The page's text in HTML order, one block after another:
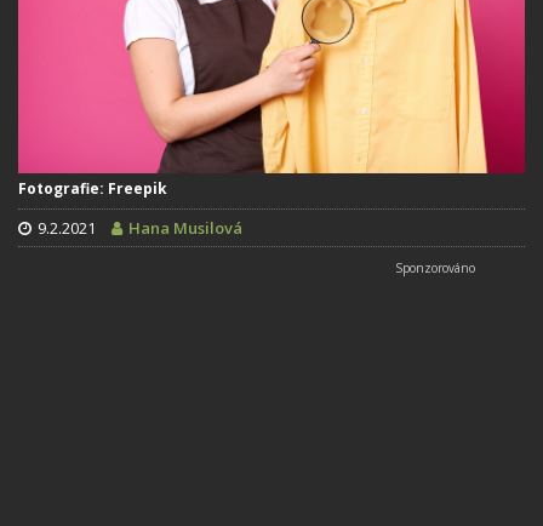
Fotografie: Freepik
9.2.2021 Hana Musilová